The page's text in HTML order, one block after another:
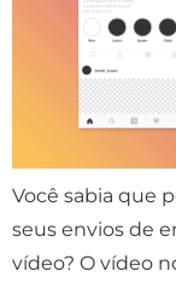
Você sabia que
seus envios de
vídeo? O vídeo